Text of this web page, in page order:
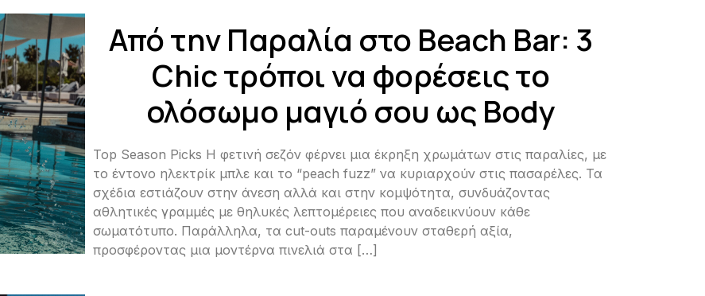
Από την Παραλία στο Beach Bar: 3
Chic τρόποι να φορέσεις το
ολόσωμο μαγιό σου ως Body
Top Season Picks Η φετινή σεζόν φέρνει μια έκρηξη χρωμάτων στις παραλίες, με
το έντονο ηλεκτρίκ μπλε και το “peach fuzz” να κυριαρχούν στις πασαρέλες. Τα
σχέδια εστιάζουν στην άνεση αλλά και στην κομψότητα, συνδυάζοντας
αθλητικές γραμμές με θηλυκές λεπτομέρειες που αναδεικνύουν κάθε
σωματότυπο. Παράλληλα, τα cut-outs παραμένουν σταθερή αξία,
προσφέροντας μια μοντέρνα πινελιά στα […]